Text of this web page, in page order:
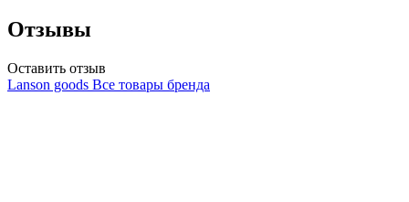
Отзывы
Оставить отзыв
Lanson goods Все товары бренда